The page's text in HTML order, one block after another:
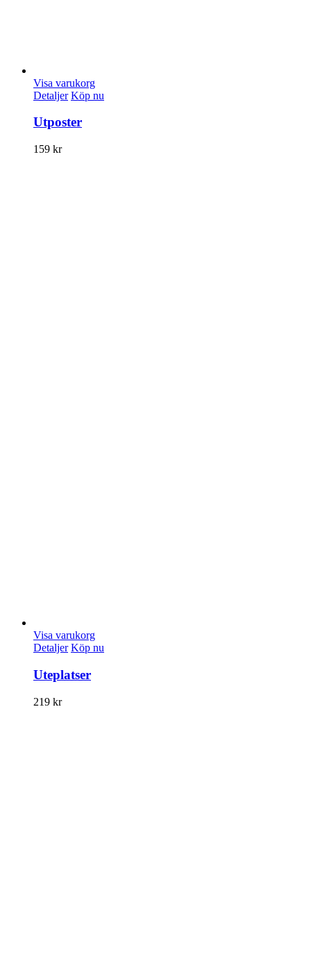
Visa varukorg
Detaljer Köp nu
Utposter
159 kr
Visa varukorg
Detaljer Köp nu
Uteplatser
219 kr